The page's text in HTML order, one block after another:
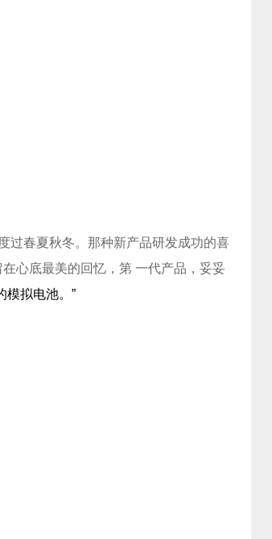
过春夏秋冬。那种新产品研发成功的喜
心底最美的回忆，第 一代产品，妥妥
模拟电池。”